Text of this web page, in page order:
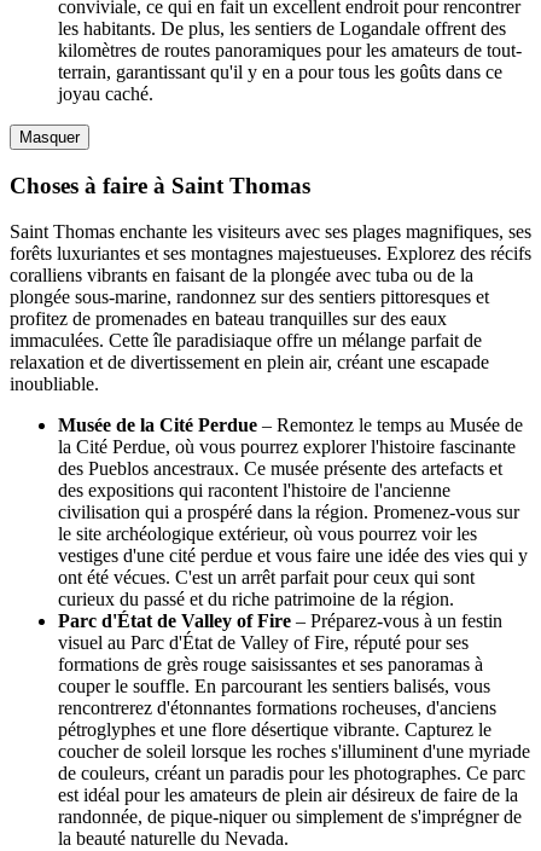
conviviale, ce qui en fait un excellent endroit pour rencontrer
les habitants. De plus, les sentiers de Logandale offrent des
kilomètres de routes panoramiques pour les amateurs de tout-
terrain, garantissant qu'il y en a pour tous les goûts dans ce
joyau caché.
Masquer
Choses à faire à Saint Thomas
Saint Thomas enchante les visiteurs avec ses plages magnifiques, ses
forêts luxuriantes et ses montagnes majestueuses. Explorez des récifs
coralliens vibrants en faisant de la plongée avec tuba ou de la
plongée sous-marine, randonnez sur des sentiers pittoresques et
profitez de promenades en bateau tranquilles sur des eaux
immaculées. Cette île paradisiaque offre un mélange parfait de
relaxation et de divertissement en plein air, créant une escapade
inoubliable.
Musée de la Cité Perdue – Remontez le temps au Musée de
la Cité Perdue, où vous pourrez explorer l'histoire fascinante
des Pueblos ancestraux. Ce musée présente des artefacts et
des expositions qui racontent l'histoire de l'ancienne
civilisation qui a prospéré dans la région. Promenez-vous sur
le site archéologique extérieur, où vous pourrez voir les
vestiges d'une cité perdue et vous faire une idée des vies qui y
ont été vécues. C'est un arrêt parfait pour ceux qui sont
curieux du passé et du riche patrimoine de la région.
Parc d'État de Valley of Fire – Préparez-vous à un festin
visuel au Parc d'État de Valley of Fire, réputé pour ses
formations de grès rouge saisissantes et ses panoramas à
couper le souffle. En parcourant les sentiers balisés, vous
rencontrerez d'étonnantes formations rocheuses, d'anciens
pétroglyphes et une flore désertique vibrante. Capturez le
coucher de soleil lorsque les roches s'illuminent d'une myriade
de couleurs, créant un paradis pour les photographes. Ce parc
est idéal pour les amateurs de plein air désireux de faire de la
randonnée, de pique-niquer ou simplement de s'imprégner de
la beauté naturelle du Nevada.